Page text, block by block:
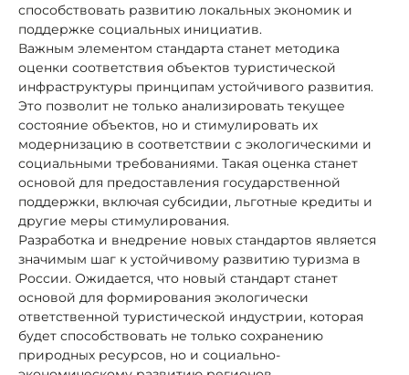
способствовать развитию локальных экономик и
поддержке социальных инициатив.
Важным элементом стандарта станет методика
оценки соответствия объектов туристической
инфраструктуры принципам устойчивого развития.
Это позволит не только анализировать текущее
состояние объектов, но и стимулировать их
модернизацию в соответствии с экологическими и
социальными требованиями. Такая оценка станет
основой для предоставления государственной
поддержки, включая субсидии, льготные кредиты и
другие меры стимулирования.
Разработка и внедрение новых стандартов является
значимым шаг к устойчивому развитию туризма в
России. Ожидается, что новый стандарт станет
основой для формирования экологически
ответственной туристической индустрии, которая
будет способствовать не только сохранению
природных ресурсов, но и социально-